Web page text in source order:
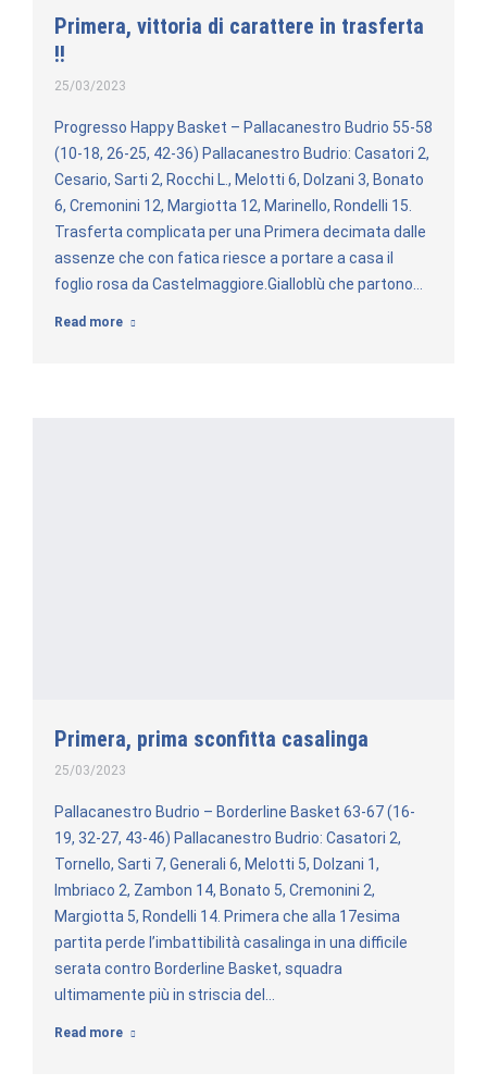
Primera, vittoria di carattere in trasferta
!!
25/03/2023
Progresso Happy Basket – Pallacanestro Budrio 55-58
(10-18, 26-25, 42-36) Pallacanestro Budrio: Casatori 2,
Cesario, Sarti 2, Rocchi L., Melotti 6, Dolzani 3, Bonato
6, Cremonini 12, Margiotta 12, Marinello, Rondelli 15.
Trasferta complicata per una Primera decimata dalle
assenze che con fatica riesce a portare a casa il
foglio rosa da Castelmaggiore.Gialloblù che partono…
Read more
Primera, prima sconfitta casalinga
25/03/2023
Pallacanestro Budrio – Borderline Basket 63-67 (16-
19, 32-27, 43-46) Pallacanestro Budrio: Casatori 2,
Tornello, Sarti 7, Generali 6, Melotti 5, Dolzani 1,
Imbriaco 2, Zambon 14, Bonato 5, Cremonini 2,
Margiotta 5, Rondelli 14. Primera che alla 17esima
partita perde l’imbattibilità casalinga in una difficile
serata contro Borderline Basket, squadra
ultimamente più in striscia del…
Read more